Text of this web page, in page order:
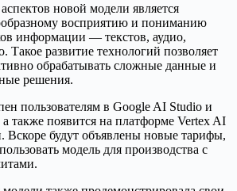
новой модели является
восприятию и пониманию
информации — текстов, аудио,
Такое развитие технологий позволяет
обрабатывать сложные данные и
решения.
пользователям в Google AI Studio и
также появится на платформе Vertex AI
Вскоре будут объявлены новые тарифы,
модель для производства с